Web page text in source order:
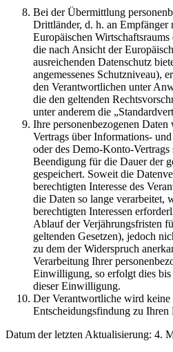
Bei der Übermittlung
Drittländer, d. h. an Empfänger
Europäischen
die nach Ansicht der
ausreichenden Datenschutz
angemessenes Schutzniveau),
den Verantwortlichen unter
die den geltenden
unter anderem die
Ihre personenbezogenen
Vertrags über Informations-
oder des Demo-Konto-Vertrags
Beendigung für die Dauer der
gespeichert. Soweit die
berechtigten Interesse des
die Daten so lange verarbeitet,
berechtigten Interessen
Ablauf der Verjährungsfristen
geltenden Gesetzen), jedoch
zu dem der Widerspruch
Verarbeitung Ihrer
Einwilligung, so erfolgt dies
dieser Einwilligung.
Der Verantwortliche wird keine
Entscheidungsfindung zu Ihren
Datum der letzten Aktualisierung: 4.